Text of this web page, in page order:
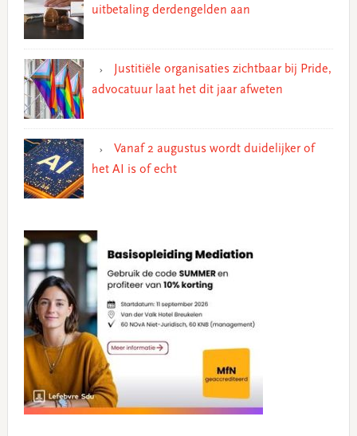
uitbetaling derdengelden aan
Justitiële organisaties zichtbaar bij Pride,
advocatuur laat het dit jaar afweten
Vanaf 2 augustus wordt duidelijker of
het AI is of echt